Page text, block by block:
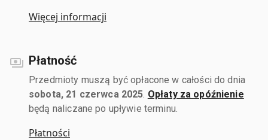
Więcej informacji
Płatność
Przedmioty muszą być opłacone w całości do dnia
sobota, 21 czerwca 2025 Opłaty za opóźnienie
będą naliczane po upływie terminu.
Płatności